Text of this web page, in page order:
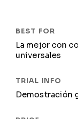
La mejor con
universales
Demostración